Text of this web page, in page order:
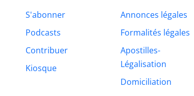
S'abonner
Podcasts
Contribuer
Kiosque
Annonces légales
Formalités légales
Apostilles-
Légalisation
Domiciliation